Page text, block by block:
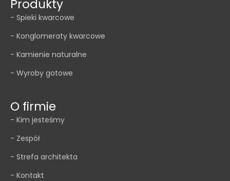
Produkty
- Spieki kwarcowe
- Konglomeraty kwarcowe
- Kamienie naturalne
- Wyroby gotowe
O firmie
- Kim jesteśmy
- Zespół
- Strefa architekta
- Kontakt